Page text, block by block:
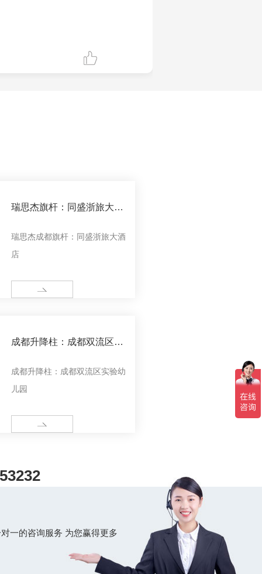
瑞思杰旗杆：同盛浙旅大酒
瑞思杰成都旗杆：同盛浙旅大酒
店
成都升降柱：成都双流区实
成都升降柱：成都双流区实验幼
儿园
一的咨询服务 为您赢得更多